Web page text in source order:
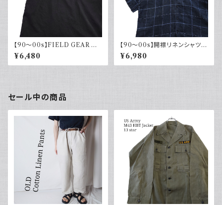
【90～00s】FIELD GEAR コッ
トンリネンシャツ ハーフボタン
ブラック 黒 ポロシャツ 半袖
¥6,480
【90～00s】開襟リネンシャツ
チェック オープンカラー 古着 ボ
ックスシルエット ネイビー フェ
ード
¥6,980
セール中の商品